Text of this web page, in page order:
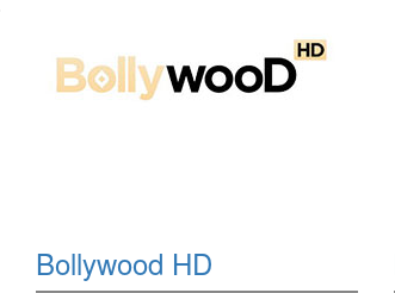
Bollywood HD